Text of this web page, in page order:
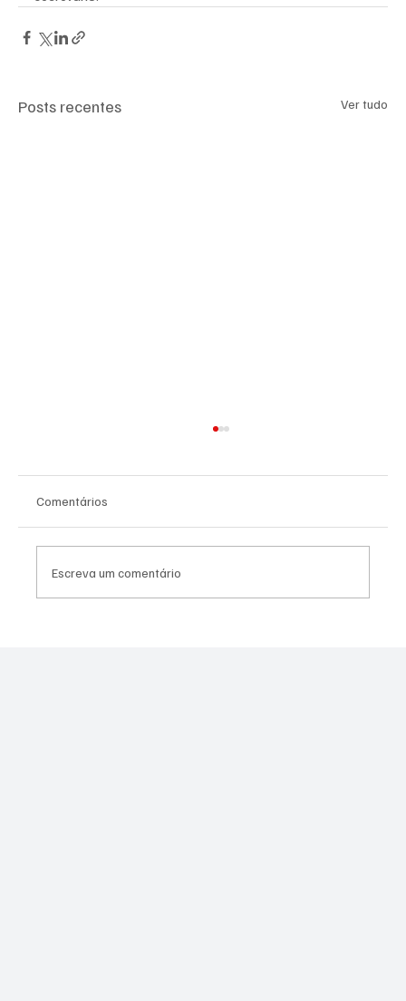
Posts recentes Ver tudo
Comentários
Escreva um comentário